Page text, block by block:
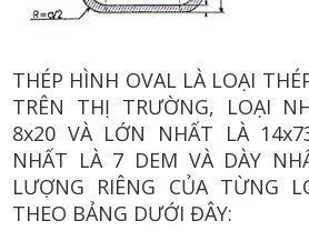
THÉP HÌNH OVAL LÀ LOẠI
TRÊN THỊ TRƯỜNG, LOẠI
8x20 VÀ LỚN NHẤT LÀ
NHẤT LÀ 7 DEM VÀ DÀY
LƯỢNG RIÊNG CỦA TỪNG
THEO BẢNG DƯỚI ĐÂY: